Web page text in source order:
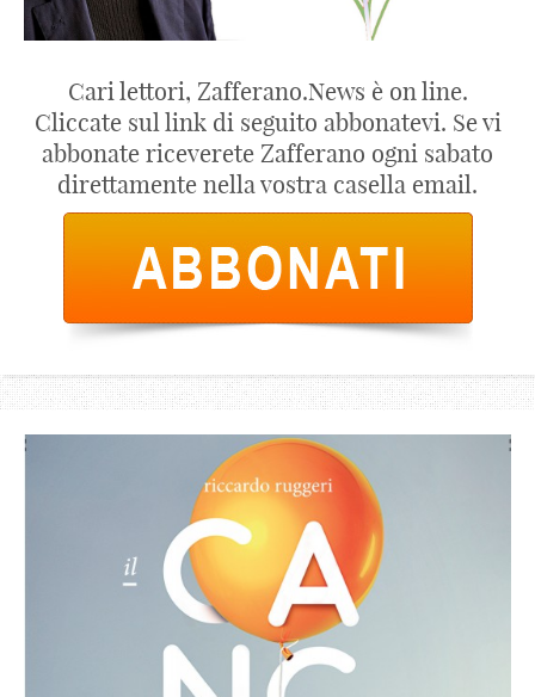
Cari lettori, Zafferano.News è on line.
Cliccate sul link di seguito abbonatevi. Se vi
abbonate riceverete Zafferano ogni sabato
direttamente nella vostra casella email.